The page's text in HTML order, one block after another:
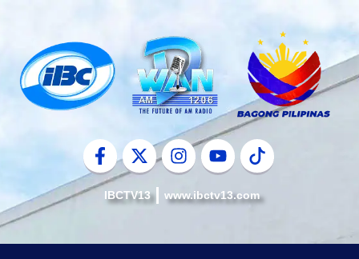
content
IBCTV13 www.ibctv13.com